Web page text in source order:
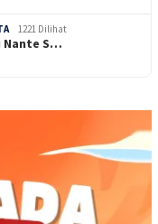
1221 Dilihat
Nante S…